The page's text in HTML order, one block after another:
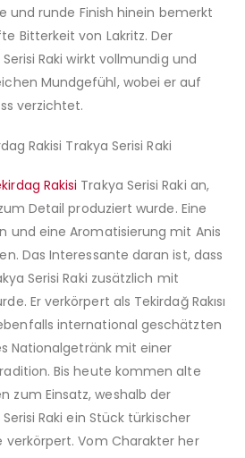
und runde Finish hinein bemerkt
Bitterkeit von Lakritz. Der
Raki wirkt vollmundig und
Mundgefühl, wobei er auf
verzichtet.
Rakisi Trakya Serisi Raki
Rakisi Trakya Serisi Raki an,
Detail produziert wurde. Eine
und eine Aromatisierung mit Anis
Das Interessante daran ist, dass
Serisi Raki zusätzlich mit
Er verkörpert als Tekirdağ Rakısı
international geschätzten
Nationalgetränk mit einer
Bis heute kommen alte
zum Einsatz, weshalb der
Raki ein Stück türkischer
verkörpert. Vom Charakter her